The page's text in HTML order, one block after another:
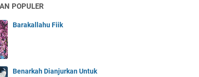
POPULER
Barakallahu Fiik
Benarkah Dianjurkan Untuk